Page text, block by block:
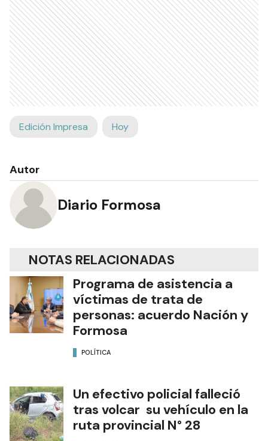
Edición Impresa Hoy
Autor
Diario Formosa
NOTAS RELACIONADAS
Programa de asistencia a
víctimas de trata de
personas: acuerdo Nación y
Formosa
POLÍTICA
Un efectivo policial falleció
tras volcar su vehículo en la
ruta provincial N° 28